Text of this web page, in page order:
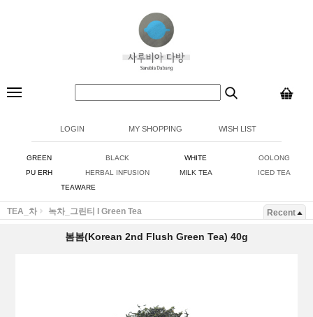
LOGIN MY SHOPPING WISH LIST
GREEN BLACK WHITE
OOLONG
PU ERH
HERBAL INFUSION MILK TEA
ICED TEA
TEAWARE
TEA_차 녹차_그린티 I Green Tea Recent
봄봄(Korean 2nd Flush Green Tea) 40g